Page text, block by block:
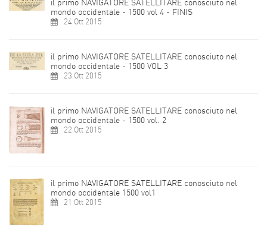
il primo NAVIGATORE SATELLITARE conosciuto nel
mondo occidentale - 1500 vol 4 - FINIS
24 Ott 2015
il primo NAVIGATORE SATELLITARE conosciuto nel
mondo occidentale - 1500 VOL 3
23 Ott 2015
il primo NAVIGATORE SATELLITARE conosciuto nel
mondo occidentale - 1500 vol. 2
22 Ott 2015
il primo NAVIGATORE SATELLITARE conosciuto nel
mondo occidentale 1500 vol1
21 Ott 2015